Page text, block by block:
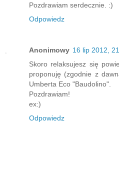
Pozdrawiam serdecznie. :)
Odpowiedz
Anonimowy 16 lip 2012,
Skoro relaksujesz się
proponuję (zgodnie z
Umberta Eco "Baudolino".
Pozdrawiam!
ex:)
Odpowiedz